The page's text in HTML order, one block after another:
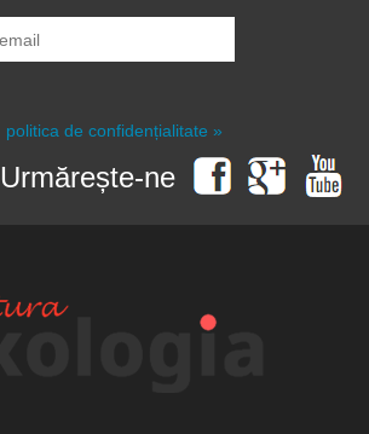
politica de confidențialitate »
Urmărește-ne